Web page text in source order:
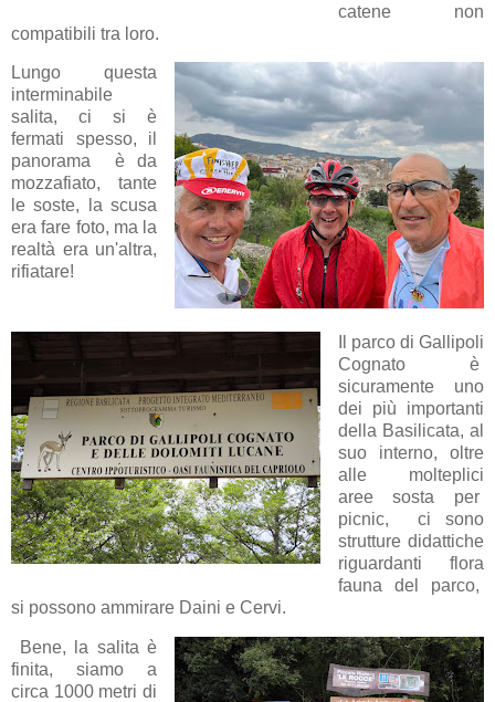
catene non
compatibili tra loro.
Lungo questa
interminabile
salita, ci si è
fermati spesso, il
panorama è da
mozzafiato, tante
le soste, la scusa
era fare foto, ma la
realtà era un'altra,
rifiatare!
Il parco di Gallipoli
Cognato è
sicuramente uno
dei più importanti
della Basilicata, al
suo interno, oltre
alle molteplici
aree sosta per
picnic, ci sono
strutture didattiche
riguardanti flora
fauna del parco,
si possono ammirare Daini e Cervi.
Bene, la salita è
finita, siamo a
circa 1000 metri di